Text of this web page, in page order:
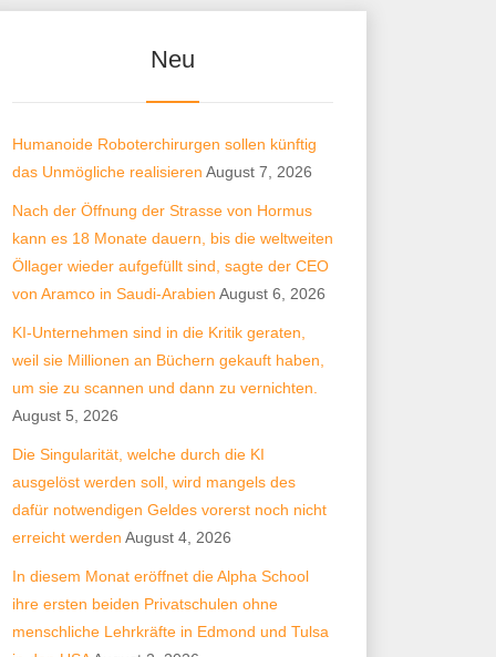
Neu
Humanoide Roboterchirurgen sollen künftig
das Unmögliche realisieren August 7, 2026
Nach der Öffnung der Strasse von Hormus
kann es 18 Monate dauern, bis die weltweiten
Öllager wieder aufgefüllt sind, sagte der CEO
von Aramco in Saudi-Arabien August 6, 2026
KI-Unternehmen sind in die Kritik geraten,
weil sie Millionen an Büchern gekauft haben,
um sie zu scannen und dann zu vernichten.
August 5, 2026
Die Singularität, welche durch die KI
ausgelöst werden soll, wird mangels des
dafür notwendigen Geldes vorerst noch nicht
erreicht werden August 4, 2026
In diesem Monat eröffnet die Alpha School
ihre ersten beiden Privatschulen ohne
menschliche Lehrkräfte in Edmond und Tulsa